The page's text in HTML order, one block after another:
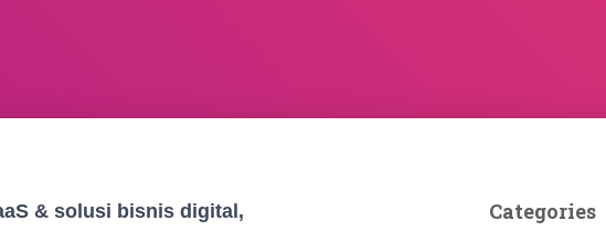
& solusi bisnis digital,
Categories